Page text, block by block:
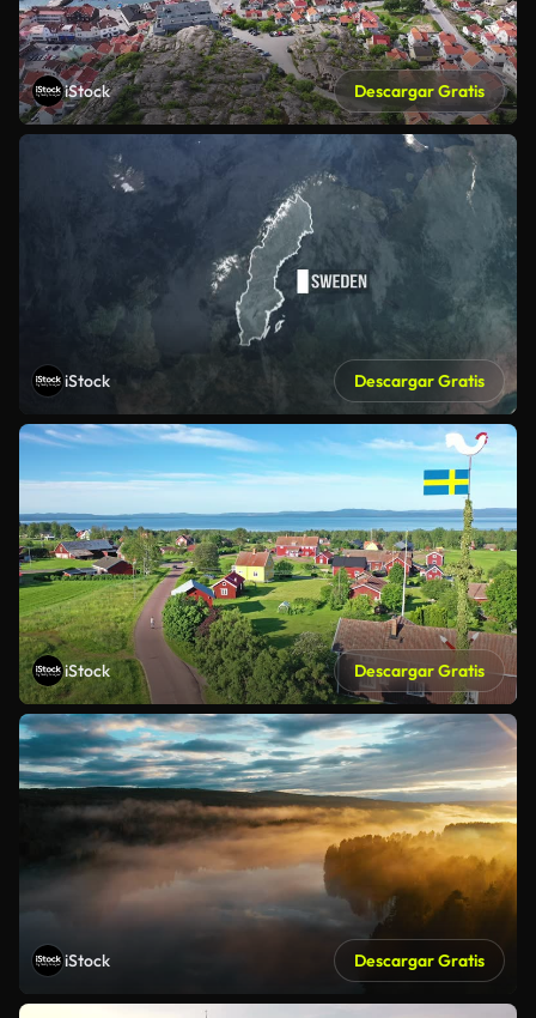
iStock Descargar Gratis
iStock Descargar Gratis
iStock Descargar Gratis
iStock Descargar Gratis